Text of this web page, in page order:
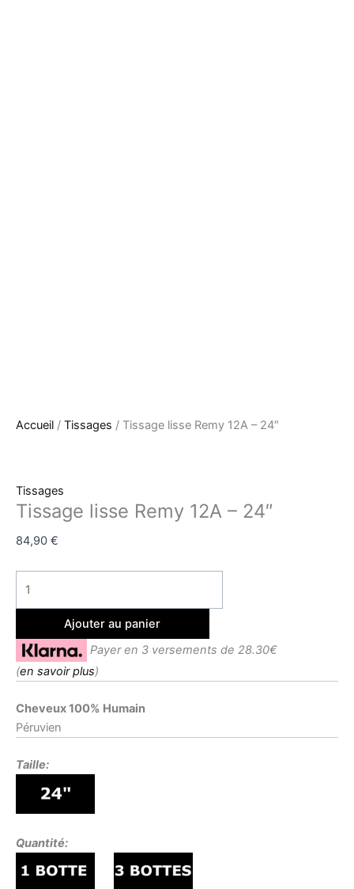
Accueil / Tissages / Tissage lisse Remy 12A – 24″
Tissages
Tissage lisse Remy 12A – 24″
84,90 €
Ajouter au panier
Payer en 3 versements de 28.30€
(en savoir plus)
Cheveux 100% Humain
Péruvien
Taille:
Quantité: